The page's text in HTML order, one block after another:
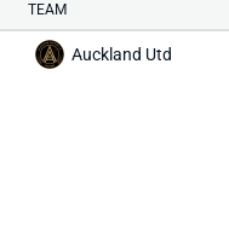
TEAM
Auckland Utd